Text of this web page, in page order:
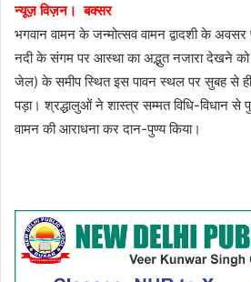
न्यूज़ विज़न। बक्सर
भगवान वामन के जन्मोत्सव वामन द्वादशी के अवसर
नदी के संगम पर आस्था का अद्भुत नजारा देखने
जेल) के समीप स्थित इस पावन स्थल पर सुबह से ही
पड़ा। श्रद्धालुओं ने शास्त्र सम्मत विधि-विधान से
वामन की आराधना कर दान-पुण्य किया।